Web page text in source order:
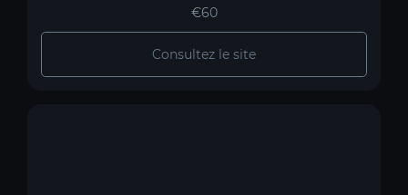
€60
Consultez le site